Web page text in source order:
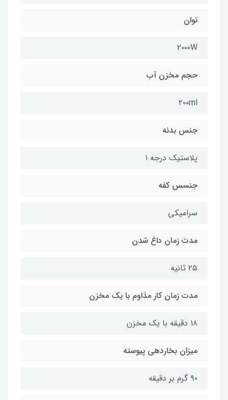
توان
۲۰۰۰W
حجم مخزن آب
۲۰۰ml
جنس بدنه
پلاستیک درجه ۱
جنسس کفه
سرامیکی
مدت زمان داغ شدن
۲۵ ثانیه
مدت زمان کار مذاوم با یک مخزن
۱۸ دقیقه با یک مخزن
میزان بخاردهی پیوسته
۹۰ گرم بر دقیقه